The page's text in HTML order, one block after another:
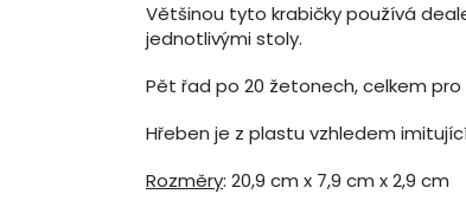
Většinou tyto krabičky používá
jednotlivými stoly.
Pět řad po 20 žetonech, celkem
Hřeben je z plastu vzhledem
Rozměry: 20,9 cm x 7,9 cm x 2,9 cm